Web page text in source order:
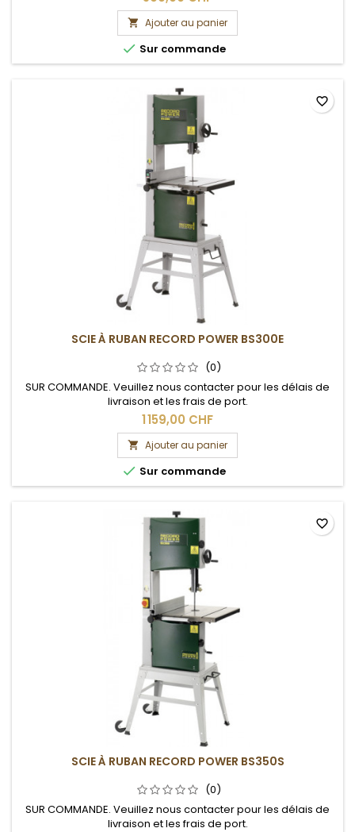
 Ajouter au panier
 Sur commande
SCIE À RUBAN RECORD POWER BS300E
(0)
SUR COMMANDE. Veuillez nous contacter pour les délais de
livraison et les frais de port.
1 159,00 CHF
 Ajouter au panier
 Sur commande
favorite_border
SCIE À RUBAN RECORD POWER BS350S
(0)
SUR COMMANDE. Veuillez nous contacter pour les délais de
livraison et les frais de port.
favorite_border